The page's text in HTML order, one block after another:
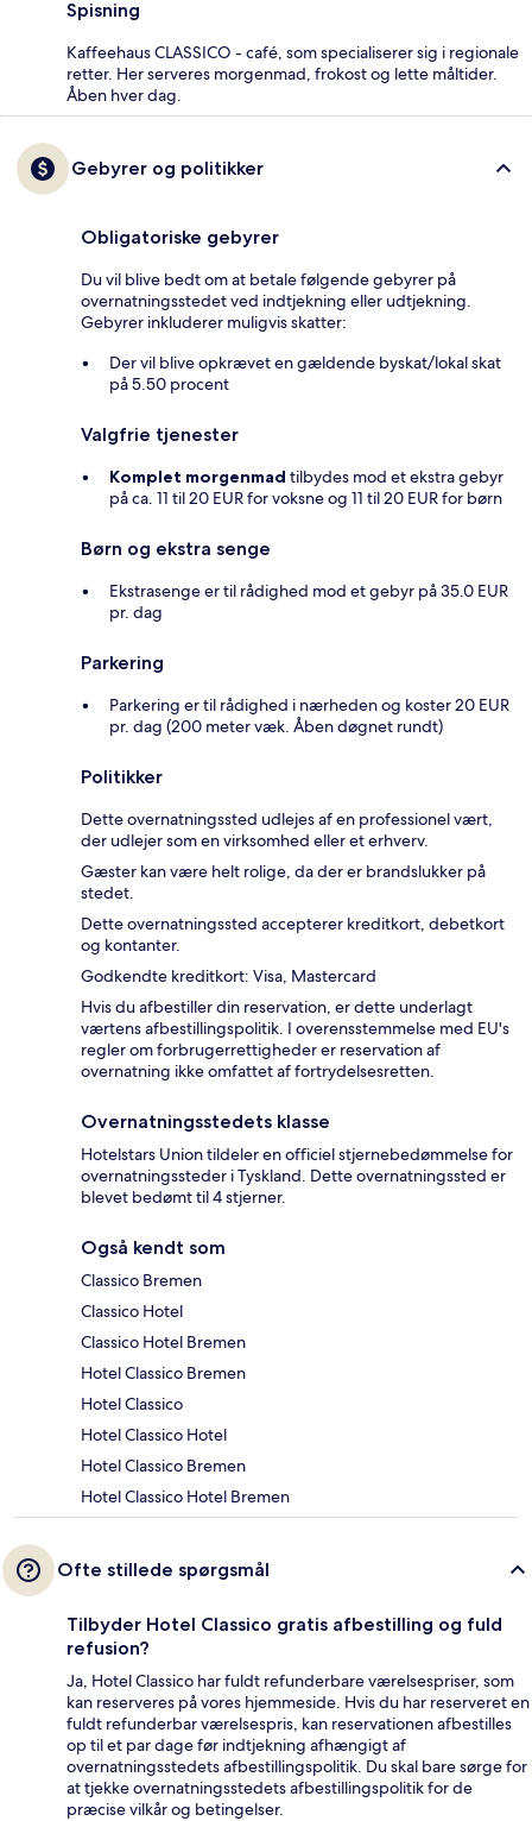
Spisning
Kaffeehaus CLASSICO - café, som specialiserer sig i regionale
retter. Her serveres morgenmad, frokost og lette måltider.
Åben hver dag.
Gebyrer og politikker
Obligatoriske gebyrer
Du vil blive bedt om at betale følgende gebyrer på
overnatningsstedet ved indtjekning eller udtjekning.
Gebyrer inkluderer muligvis skatter:
Der vil blive opkrævet en gældende byskat/lokal skat
på 5.50 procent
Valgfrie tjenester
Komplet morgenmad tilbydes mod et ekstra gebyr
på ca. 11 til 20 EUR for voksne og 11 til 20 EUR for børn
Børn og ekstra senge
Ekstrasenge er til rådighed mod et gebyr på 35.0 EUR
pr. dag
Parkering
Parkering er til rådighed i nærheden og koster 20 EUR
pr. dag (200 meter væk. Åben døgnet rundt)
Politikker
Dette overnatningssted udlejes af en professionel vært,
der udlejer som en virksomhed eller et erhverv.
Gæster kan være helt rolige, da der er brandslukker på
stedet.
Dette overnatningssted accepterer kreditkort, debetkort
og kontanter.
Godkendte kreditkort: Visa, Mastercard
Hvis du afbestiller din reservation, er dette underlagt
værtens afbestillingspolitik. I overensstemmelse med EU's
regler om forbrugerrettigheder er reservation af
overnatning ikke omfattet af fortrydelsesretten.
Overnatningsstedets klasse
Hotelstars Union tildeler en officiel stjernebedømmelse for
overnatningssteder i Tyskland. Dette overnatningssted er
blevet bedømt til 4 stjerner.
Også kendt som
Classico Bremen
Classico Hotel
Classico Hotel Bremen
Hotel Classico Bremen
Hotel Classico
Hotel Classico Hotel
Hotel Classico Bremen
Hotel Classico Hotel Bremen
Ofte stillede spørgsmål
Tilbyder Hotel Classico gratis afbestilling og fuld
refusion?
Ja, Hotel Classico har fuldt refunderbare værelsespriser, som
kan reserveres på vores hjemmeside. Hvis du har reserveret en
fuldt refunderbar værelsespris, kan reservationen afbestilles
op til et par dage før indtjekning afhængigt af
overnatningsstedets afbestillingspolitik. Du skal bare sørge for
at tjekke overnatningsstedets afbestillingspolitik for de
præcise vilkår og betingelser.